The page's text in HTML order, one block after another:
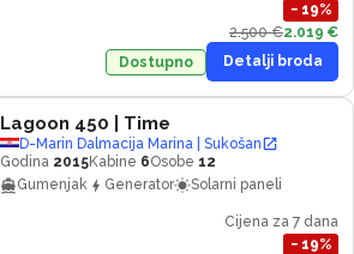
− 19%
2.500 €2.019 €
Dostupno
Detalji broda
Lagoon 450 | Time
D-Marin Dalmacija Marina | Sukošan
Godina 2015Kabine 6Osobe 12
Gumenjak
Generator Solarni paneli
Cijena za 7 dana
− 19%